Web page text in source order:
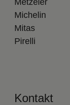
Metzeler
Michelin
Mitas
Pirelli
Kontakt